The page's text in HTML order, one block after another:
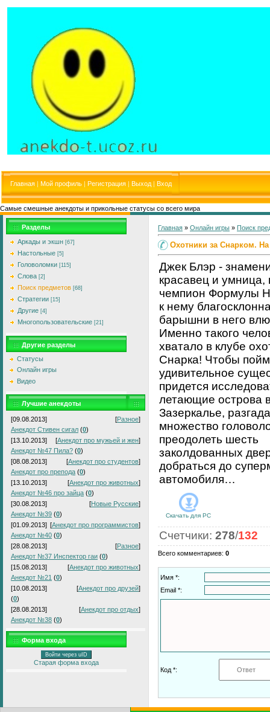
Главная | Мой профиль | Регистрация | Выход | Вход
Самые смешные анекдоты и прикольные статусы со всего мира
Разделы
Аркады и экшн [67]
Настольные [5]
Головоломки [115]
Слова [2]
Поиск предметов [68]
Стратегии [15]
Другие [4]
Многопользовательские [21]
Другие разделы
Статусы
Онлайн игры
Видео
Лучшие анекдоты
[09.08.2013] [Разное]
Анекдот Стивен сигал (0)
[13.10.2013]
[Анекдот про мужьей и жен]
Анекдот №47 Пила? (0)
[08.08.2013]
[Анекдот про студентов]
Анекдот про препода (0)
[13.10.2013]
[Анекдот про животных]
Анекдот №46 про зайца (0)
[30.08.2013]
[Новые Русские]
Анекдот №39 (0)
[01.09.2013] [Анекдот про программистов]
Анекдот №40 (0)
[28.08.2013]
[Разное]
Анекдот №37 Инспектор гаи (0)
[15.08.2013]
[Анекдот про животных]
Анекдот №21 (0)
[10.08.2013]
[Анекдот про друзей]
(0)
[28.08.2013]
[Анекдот про отдых]
Анекдот №38 (0)
Форма входа
Войти через uID
Старая форма входа
Главная » Онлайн игры » Поиск
Охотники за Снарком. На
Джек Блэр -
красавец и умница,
чемпион Формулы
к нему
барышни в него
Именно такого
хватало в клубе
Снарка! Чтобы
удивительное
придется
летающие острова
Зазеркалье,
множество
преодолеть шесть
заколдованных
добраться до
автомобиля…
Скачать для PC
Счетчики: 278/132
Всего комментариев: 0
Имя *:
Email *:
Код *: